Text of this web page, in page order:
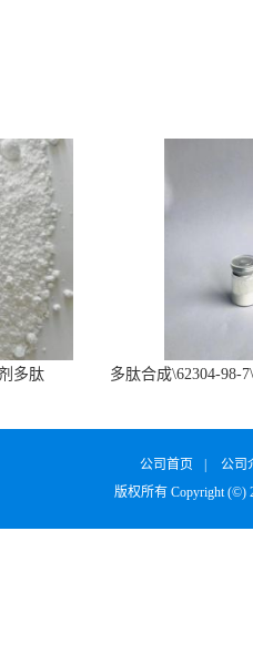
多肽
多肽合成\62304-98-
公司首页
公司
版权所有 Copyright (©)